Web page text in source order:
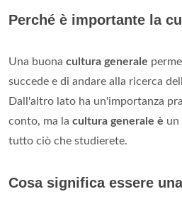
Perché è importante la
Una buona cultura generale
succede e di andare alla ricerca
Dall'altro lato ha un'importanza
conto, ma la cultura generale è un
tutto ciò che studierete.
Cosa significa essere